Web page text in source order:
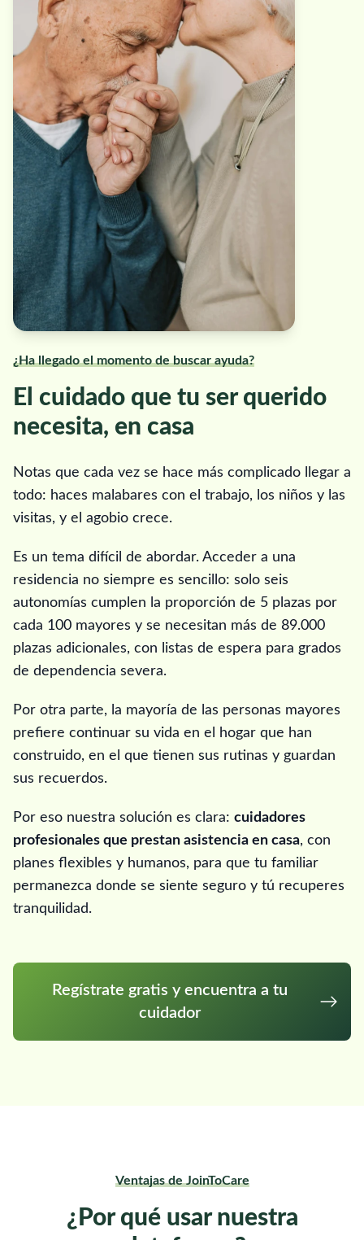
¿Ha llegado el momento de buscar ayuda?
El cuidado que tu ser querido
necesita, en casa
Notas que cada vez se hace más complicado llegar a
todo: haces malabares con el trabajo, los niños y las
visitas, y el agobio crece.
Es un tema difícil de abordar. Acceder a una
residencia no siempre es sencillo: solo seis
autonomías cumplen la proporción de 5 plazas por
cada 100 mayores y se necesitan más de 89.000
plazas adicionales, con listas de espera para grados
de dependencia severa.
Por otra parte, la mayoría de las personas mayores
prefiere continuar su vida en el hogar que han
construido, en el que tienen sus rutinas y guardan
sus recuerdos.
Por eso nuestra solución es clara: cuidadores
profesionales que prestan asistencia en casa, con
planes flexibles y humanos, para que tu familiar
permanezca donde se siente seguro y tú recuperes
tranquilidad.
Regístrate gratis y encuentra a tu
cuidador
Ventajas de JoinToCare
¿Por qué usar nuestra